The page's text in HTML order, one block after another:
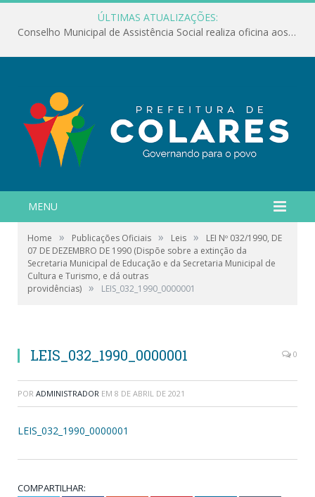
ÚLTIMAS ATUALIZAÇÕES:
Conselho Municipal de Assistência Social realiza oficina aos servidores
MENU
Home » Publicações Oficiais » Leis »
LEI Nº 032/1990, DE
07 DE DEZEMBRO DE 1990 (Dispõe sobre a extinção da
Secretaria Municipal de Educação e da Secretaria Municipal de
Cultura e Turismo, e dá outras
providências) » LEIS_032_1990_0000001
LEIS_032_1990_0000001 0
POR ADMINISTRADOR EM 8 DE ABRIL DE 2021
LEIS_032_1990_0000001
COMPARTILHAR: